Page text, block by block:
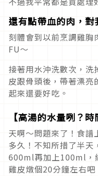
還有點帶血的肉，
刻體會到以前烹調雞胸
FU～
接著用水沖洗數次，洗
皮跟骨頭後，帶著漂亮
起來還要好吃。
【高湯的水量咧？時
天啊～問題來了！食
多久！不知所措了半天
600ml再加上100ml，
雞皮燉個20分鐘左右吧